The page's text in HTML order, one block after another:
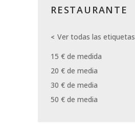
RESTAURANTE
Ver todas las etiquetas
15 € de medida
20 € de media
30 € de media
50 € de media